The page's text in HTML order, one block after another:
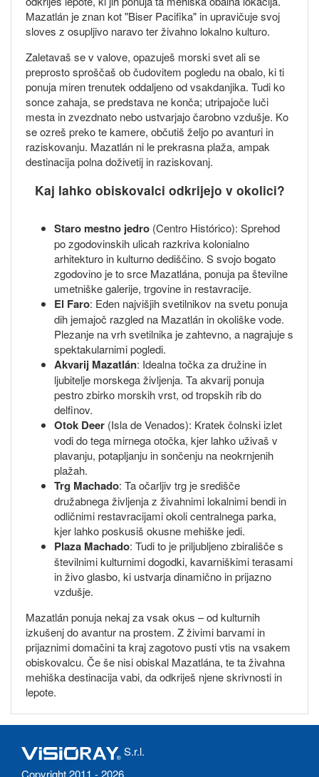
Mazatlán je znan kot "Biser Pacifika" in upravičuje svoj
sloves z osupljivo naravo ter živahno lokalno kulturo.
Zaletavaš se v valove, opazuješ morski svet ali se
preprosto sproščaš ob čudovitem pogledu na obalo, ki ti
ponuja miren trenutek oddaljeno od vsakdanjika. Tudi ko
sonce zahaja, se predstava ne konča; utripajoče luči
mesta in zvezdnato nebo ustvarjajo čarobno vzdušje. Ko
se ozreš preko te kamere, občutiš željo po avanturi in
raziskovanju. Mazatlán ni le prekrasna plaža, ampak
destinacija polna doživetij in raziskovanj.
Kaj lahko obiskovalci odkrijejo v okolici?
Staro mestno jedro (Centro Histórico): Sprehod
po zgodovinskih ulicah razkriva kolonialno
arhitekturo in kulturno dediščino. S svojo bogato
zgodovino je to srce Mazatlána, ponuja pa številne
umetniške galerije, trgovine in restavracije.
El Faro: Eden najvišjih svetilnikov na svetu ponuja
dih jemajoč razgled na Mazatlán in okoliške vode.
Plezanje na vrh svetilnika je zahtevno, a nagrajuje s
spektakularnimi pogledi.
Akvarij Mazatlán: Idealna točka za družine in
ljubitelje morskega življenja. Ta akvarij ponuja
pestro zbirko morskih vrst, od tropskih rib do
delfinov.
Otok Deer (Isla de Venados): Kratek čolnski izlet
vodi do tega mirnega otočka, kjer lahko uživaš v
plavanju, potapljanju in sončenju na neokrnjenih
plažah.
Trg Machado: Ta očarljiv trg je središče
družabnega življenja z živahnimi lokalnimi bendi in
odličnimi restavracijami okoli centralnega parka,
kjer lahko poskusiš okusne mehiške jedi.
Plaza Machado: Tudi to je priljubljeno zbirališče s
številnimi kulturnimi dogodki, kavarniškimi terasami
in živo glasbo, ki ustvarja dinamično in prijazno
vzdušje.
Mazatlán ponuja nekaj za vsak okus – od kulturnih
izkušenj do avantur na prostem. Z živimi barvami in
prijaznimi domačini ta kraj zagotovo pusti vtis na vsakem
obiskovalcu. Če še nisi obiskal Mazatlána, te ta živahna
mehiška destinacija vabi, da odkriješ njene skrivnosti in
lepote.
S.r.l.